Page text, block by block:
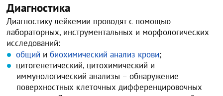
Диагностика
Диагностику лейкемии проводят с помощью
лабораторных, инструментальных и морфологических
исследований:
общий ибиохимический анализ крови;
цитогенетический, цитохимический и
иммунологический анализы – обнаружение
поверхностных клеточных дифференцировочных